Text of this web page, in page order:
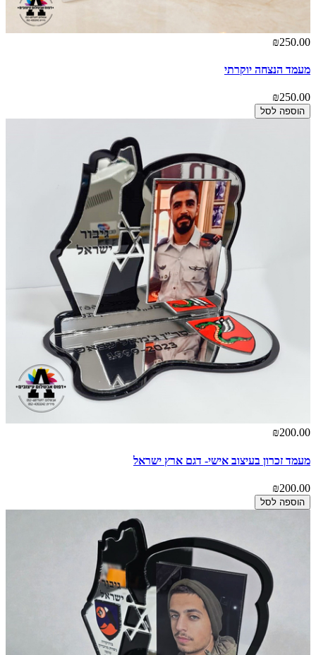
₪250.00
מעמד הנצחה יוקרתי
₪250.00
הוספה לסל
₪200.00
מעמד זכרון בעיצוב אישי- דגם ארץ ישראל
₪200.00
הוספה לסל